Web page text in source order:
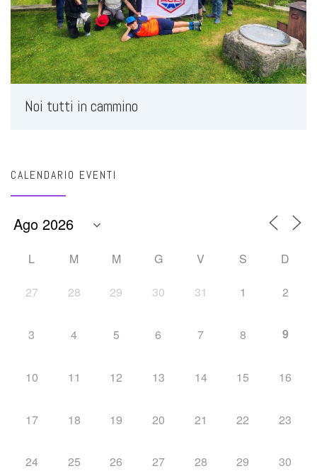
Noi tutti in cammino
CALENDARIO EVENTI
L M M G V S D
27 28 29 30 31 1 2
3 4 5 6 7 8 9
10 11 12 13 14 15 16
17 18 19 20 21 22 23
24 25 26 27 28 29 30